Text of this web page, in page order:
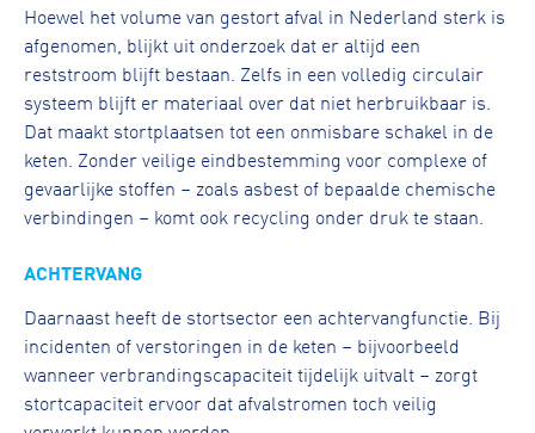
Hoewel het volume van gestort afval in Nederland sterk is
afgenomen, blijkt uit onderzoek dat er altijd een
reststroom blijft bestaan. Zelfs in een volledig circulair
systeem blijft er materiaal over dat niet herbruikbaar is.
Dat maakt stortplaatsen tot een onmisbare schakel in de
keten. Zonder veilige eindbestemming voor complexe of
gevaarlijke stoffen – zoals asbest of bepaalde chemische
verbindingen – komt ook recycling onder druk te staan.
ACHTERVANG
Daarnaast heeft de stortsector een achtervangfunctie. Bij
incidenten of verstoringen in de keten – bijvoorbeeld
wanneer verbrandingscapaciteit tijdelijk uitvalt – zorgt
stortcapaciteit ervoor dat afvalstromen toch veilig